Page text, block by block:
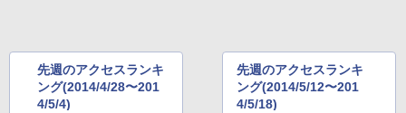
先週のアクセスランキ
ング(2014/4/28〜201
4/5/4)
先週のアクセスランキ
ング(2014/5/12〜201
4/5/18)